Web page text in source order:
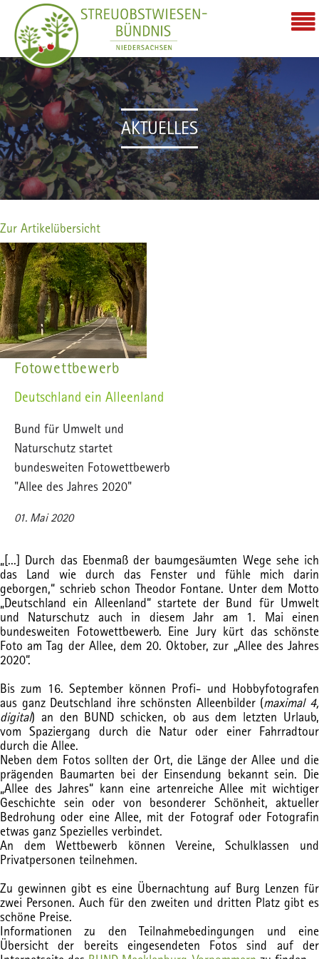
AKTUELLES
Zur Artikelübersicht
Fotowettbewerb
Deutschland ein Alleenland
Bund für Umwelt und
Naturschutz startet
bundesweiten Fotowettbewerb
"Allee des Jahres 2020"
01. Mai 2020
„[...] Durch das Ebenmaß der baumgesäumten Wege sehe ich
das Land wie durch das Fenster und fühle mich darin
geborgen,“ schrieb schon Theodor Fontane. Unter dem Motto
„Deutschland ein Alleenland“ startete der Bund für Umwelt
und Naturschutz auch in diesem Jahr am 1. Mai einen
bundesweiten Fotowettbewerb. Eine Jury kürt das schönste
Foto am Tag der Allee, dem 20. Oktober, zur „Allee des Jahres
2020“.
Bis zum 16. September können Profi- und Hobbyfotografen
aus ganz Deutschland ihre schönsten Alleenbilder (maximal 4,
digital) an den BUND schicken, ob aus dem letzten Urlaub,
vom Spaziergang durch die Natur oder einer Fahrradtour
durch die Allee.
Neben dem Fotos sollten der Ort, die Länge der Allee und die
prägenden Baumarten bei der Einsendung bekannt sein. Die
„Allee des Jahres“ kann eine artenreiche Allee mit wichtiger
Geschichte sein oder von besonderer Schönheit, aktueller
Bedrohung oder eine Allee, mit der Fotograf oder Fotografin
etwas ganz Spezielles verbindet.
An dem Wettbewerb können Vereine, Schulklassen und
Privatpersonen teilnehmen.
Zu gewinnen gibt es eine Übernachtung auf Burg Lenzen für
zwei Personen. Auch für den zweiten und dritten Platz gibt es
schöne Preise.
Informationen zu den Teilnahmebedingungen und eine
Übersicht der bereits eingesendeten Fotos sind auf der